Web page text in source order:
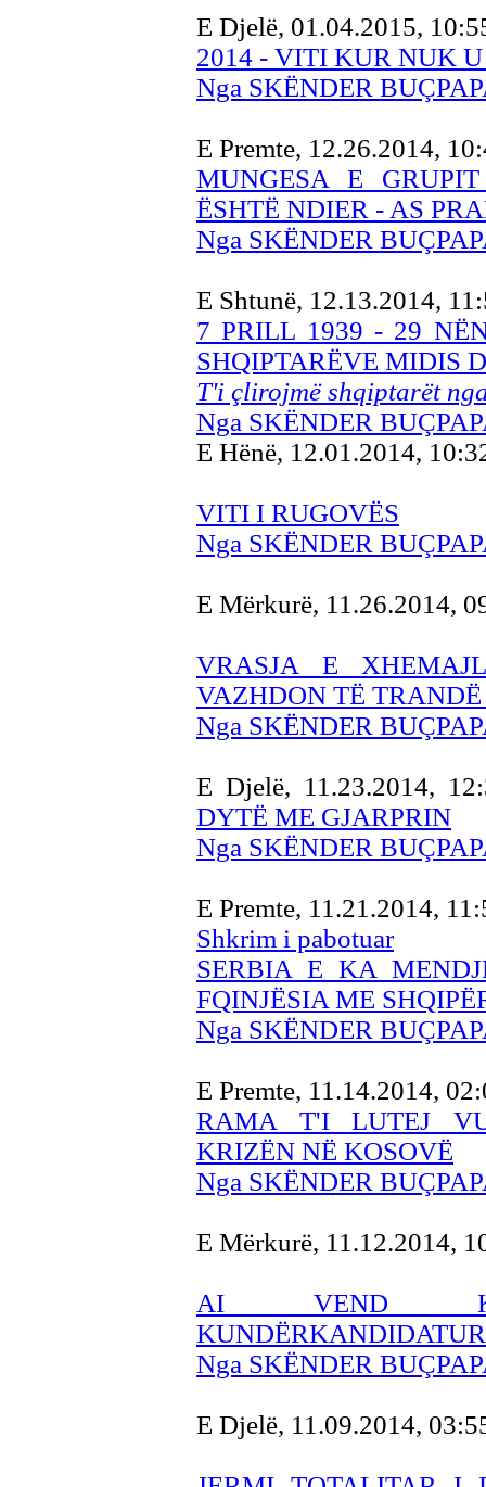
E Djelë, 01.04.2015,
2014 - VITI KUR NUK
Nga SKËNDER
E Premte, 12.26.2014,
MUNGESA E
ËSHTË NDIER - AS
Nga SKËNDER
E Shtunë, 12.13.2014,
7 PRILL 1939 - 29
SHQIPTARËVE MIDIS
T'i çlirojmë shqiptarët
Nga SKËNDER
E Hënë, 12.01.2014,
VITI I RUGOVËS
Nga SKËNDER
E Mërkurë, 11.26.2014,
VRASJA E
VAZHDON TË
Nga SKËNDER
E Djelë, 11.23.2014,
DYTË ME GJARPRIN
Nga SKËNDER
E Premte, 11.21.2014,
Shkrim i pabotuar
SERBIA E KA
FQINJËSIA ME
Nga SKËNDER
E Premte, 11.14.2014,
RAMA T'I LUTEJ
KRIZËN NË KOSOVË
Nga SKËNDER
E Mërkurë, 11.12.2014,
AI VEND
Nga SKËNDER
E Djelë, 11.09.2014,